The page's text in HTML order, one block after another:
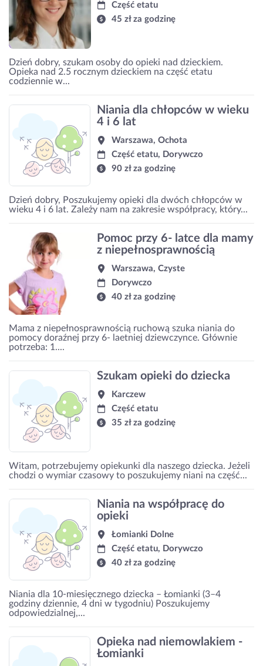
Część etatu
45 zł za godzinę
Dzień dobry, szukam osoby do opieki nad dzieckiem.
Opieka nad 2.5 rocznym dzieckiem na część etatu
codziennie w...
Niania dla chłopców w wieku
4 i 6 lat
Warszawa, Ochota
Część etatu, Dorywczo
90 zł za godzinę
Dzień dobry, Poszukujemy opieki dla dwóch chłopców w
wieku 4 i 6 lat. Zależy nam na zakresie współpracy, który...
Pomoc przy 6- latce dla mamy
z niepełnosprawnością
Warszawa, Czyste
Dorywczo
40 zł za godzinę
Mama z niepełnosprawnością ruchową szuka niania do
pomocy doraźnej przy 6- laetniej dziewczynce. Głównie
potrzeba: 1....
Szukam opieki do dziecka
Karczew
Część etatu
35 zł za godzinę
Witam, potrzebujemy opiekunki dla naszego dziecka. Jeżeli
chodzi o wymiar czasowy to poszukujemy niani na część...
Niania na współpracę do
opieki
Łomianki Dolne
Część etatu, Dorywczo
40 zł za godzinę
Niania dla 10-miesięcznego dziecka – Łomianki (3–4
godziny dziennie, 4 dni w tygodniu) Poszukujemy
odpowiedzialnej,...
Opieka nad niemowlakiem -
Łomianki